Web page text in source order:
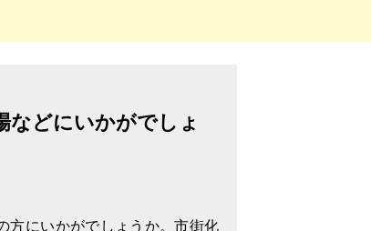
などにいかがでしょ
方にいかがでしょうか。市街化